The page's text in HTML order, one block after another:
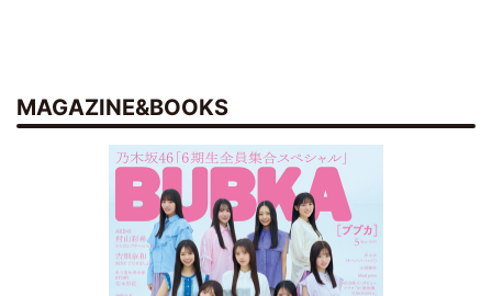
MAGAZINE&BOOKS